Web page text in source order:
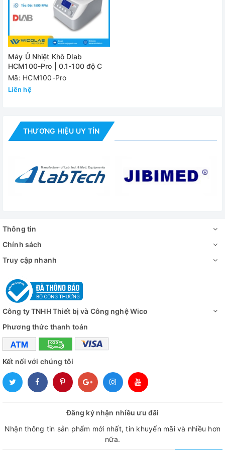
thị
Bộ nhớ lưu trữ
Bảo vệ quá
nhiệt
150 độ C
Block adapter Nhôm
Trọng lượng
Công suất 200W
Đánh giá
Máy Ủ Nhiệt Khô Dlab
HCM100-Pro | 0.1-100 độ C
Mã: HCM100-Pro
Liên hệ
THƯƠNG HIỆU UY TÍN
Thông tin
Chính sách
Truy cập nhanh
Công ty TNHH Thiết bị và Công nghệ Wico
Phương thức thanh toán
Kết nối với chúng tôi
Đăng ký nhận nhiều ưu đãi
Nhận thông tin sản phẩm mới nhất, tin khuyến mãi và nhiều hơn
nữa.